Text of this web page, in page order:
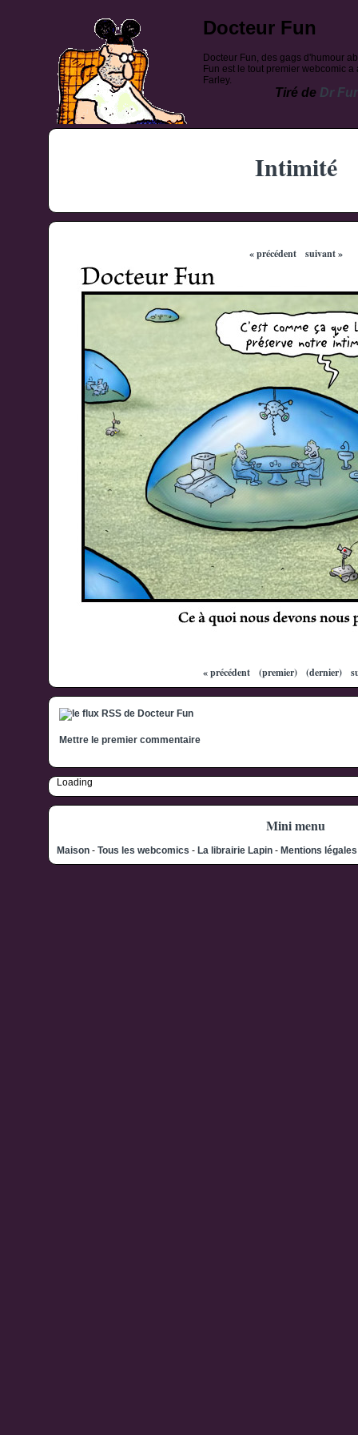
Docteur Fun
Docteur Fun, des gags d'humour
Fun est le tout premier webcomic
Farley.
Tiré de Dr
Intimité
« précédent suivant »
« précédent (premier) (dernier)
Mettre le premier commentaire
Loading
Mini menu
Maison - Tous les webcomics - La librairie Lapin - Mentions